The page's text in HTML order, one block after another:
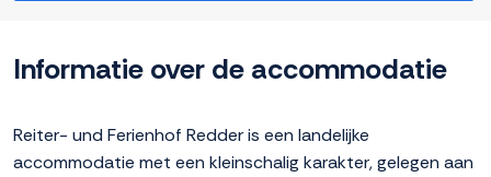
Informatie over de accommodatie
Reiter- und Ferienhof Redder is een landelijke
accommodatie met een kleinschalig karakter, gelegen aan